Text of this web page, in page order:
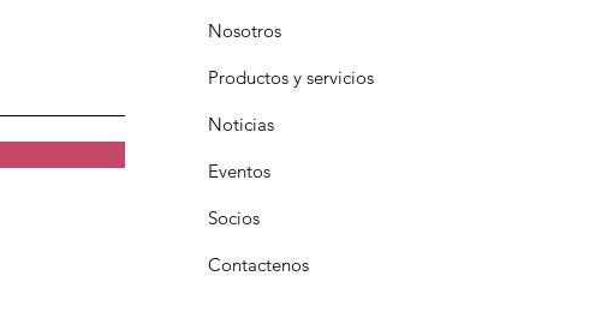
Nosotros
Productos y servicios
Noticias
Eventos
Socios
Contactenos